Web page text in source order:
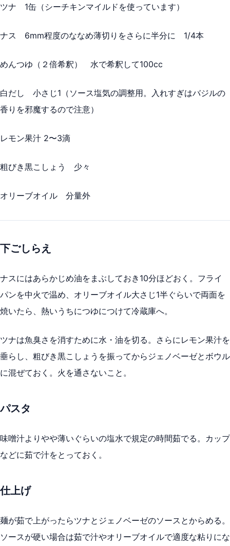
ツナ 1缶（シーチキンマイルドを使っています）
ナス 6mm程度のななめ薄切りをさらに半分に 1/4本
めんつゆ（２倍希釈） 水で希釈して100cc
白だし 小さじ1（ソース塩気の調整用。入れすぎはバジルの
香りを邪魔するので注意）
レモン果汁 2〜3滴
粗びき黒こしょう 少々
オリーブオイル 分量外
下ごしらえ
ナスにはあらかじめ油をまぶしておき10分ほどおく。フライ
パンを中火で温め、オリーブオイル大さじ1半ぐらいで両面を
焼いたら、熱いうちにつゆにつけて冷蔵庫へ。
ツナは魚臭さを消すために水・油を切る。さらにレモン果汁を
垂らし、粗びき黒こしょうを振ってからジェノベーゼとボウル
に混ぜておく。火を通さないこと。
パスタ
味噌汁よりやや薄いぐらいの塩水で規定の時間茹でる。カップ
などに茹で汁をとっておく。
仕上げ
麺が茹で上がったらツナとジェノベーゼのソースとからめる。
ソースが硬い場合は茹で汁やオリーブオイルで適度な粘りにな